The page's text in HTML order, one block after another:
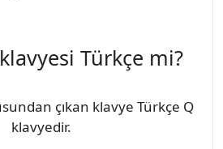
Türkçe mi?
çıkan klavye Türkçe Q
klavyedir.